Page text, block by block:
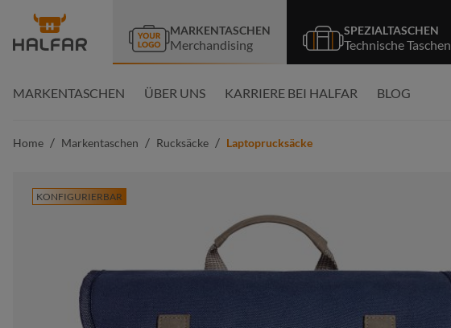
Zur Hauptnavigation springen
MARKENTASCHEN
Merchandising
SPEZIALTASCHEN
Technische Taschen
MARKENTASCHEN ÜBER UNS KARRIERE BEI HALFAR BLOG
Home / Markentaschen / Rucksäcke / Laptoprucksäcke
KONFIGURIERBAR